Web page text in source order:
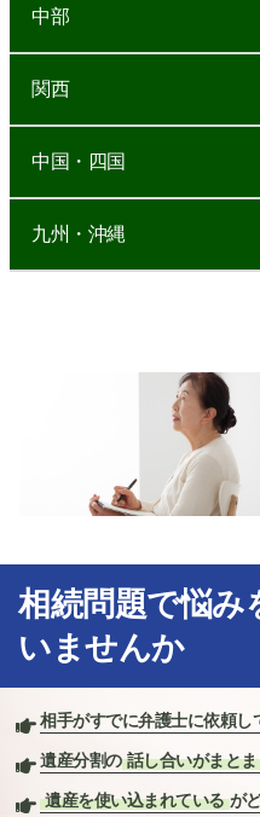
中部
関西
中国・四国
九州・沖縄
相続問題で悩み
いませんか
相手がすでに弁護士に依頼し
遺産分割の 話し合いがまと
遺産を使い込まれている が